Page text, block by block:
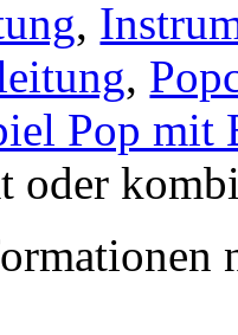
,
,
Pop mit
oder